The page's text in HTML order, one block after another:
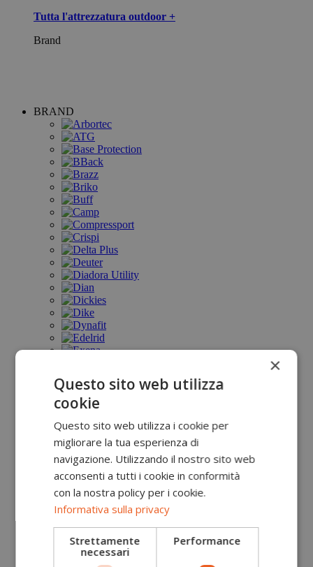
Tutta l'attrezzatura outdoor +
Brand
BRAND
×
Questo sito web utilizza
cookie
Questo sito web utilizza i cookie per
migliorare la tua esperienza di
navigazione. Utilizzando il nostro sito web
acconsenti a tutti i cookie in conformità
con la nostra policy per i cookie.
Informativa sulla privacy
Strettamente
necessari
Performance